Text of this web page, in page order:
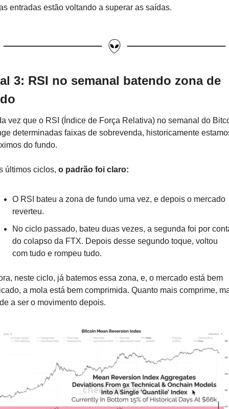
entradas estão voltando a superar as saídas.
3: RSI no semanal batendo zona de
vez que o RSI (Índice de Força Relativa) no semanal do
determinadas faixas de sobrevenda, historicamente
do fundo.
últimos ciclos, o padrão foi claro:
O RSI bateu a zona de fundo uma vez, e depois o mercado
reverteu.
No ciclo passado, bateu duas vezes, a segunda foi por
do colapso da FTX. Depois desse segundo toque, voltou
com tudo e rompeu tudo.
neste ciclo, já batemos essa zona, e, o mercado está bem
a mola está bem comprimida. Quanto mais comprime,
a ser o movimento depois.